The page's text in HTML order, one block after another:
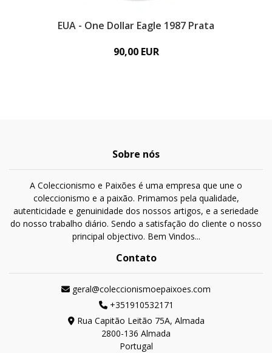
EUA - One Dollar Eagle 1987 Prata
90,00 EUR
Sobre nós
A Coleccionismo e Paixões é uma empresa que une o
coleccionismo e a paixão. Primamos pela qualidade,
autenticidade e genuinidade dos nossos artigos, e a seriedade
do nosso trabalho diário. Sendo a satisfação do cliente o nosso
principal objectivo. Bem Vindos...
Contato
geral@coleccionismoepaixoes.com
+351910532171
Rua Capitão Leitão 75A, Almada
2800-136 Almada
Portugal